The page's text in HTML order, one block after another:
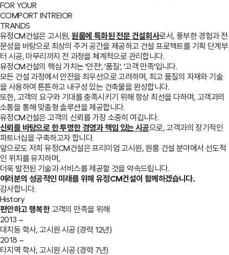
FOR YOUR
COMPORT INTREIOR
TRANDS
유정CM건설은 고시원,원룸에 특화된 전문 건설회사로서, 풍부한 경험과 전
문성을 바탕으로 최상의 주거 공간을 제공하고 건설 프로젝트를 기획 단계부
터 시공, 마무리까지 전 과정을 체계적으로 관리합니다.
유정CM건설의 핵심 가치는 '안전', '품질', '고객 만족'입니다.
모든 건설 과정에서 안전을 최우선으로 고려하며, 최고 품질의 자재와 기술
을 사용하여 튼튼하고 내구성 있는 건축물을 완성합니다.
또한, 고객의 요구와 기대를 충족시키기 위해 항상 최선을 다하며, 고객과의
소통을 통해 맞춤형 솔루션을 제공합니다.
유정CM건설은 고객의 신뢰를 가장 소중히 여깁니다.
신뢰를 바탕으로 한 투명한 경영과 책임 있는 시공으로,고객과의 장기적인
파트너십을 구축하고자 합니다.
앞으로도 저희 유정CM건설은프리미엄 고시원, 원룸 건설 분야에서 선도적
인 위치를 유지하며,
더욱 발전된 기술과 서비스를 제공할 것을 약속드립니다.
여러분의 성공적인 미래를 위해 유정CM건설이 함께하겠습니다.
감사합니다.
History
편안하고 행복한고객의 만족을 위해
2013 ~
대치동 학사, 고시원 시공 (경력 12년)
2018 ~
타지역 학사, 고시원 시공 (경력 7년)